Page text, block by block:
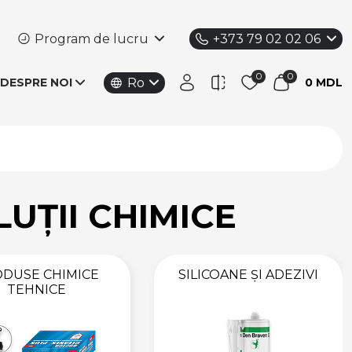
Program de lucru +373 79 02 02 06
DESPRE NOI Ro 0 MDL
CHIMICE
CHIMICE
TEHNICE
SILICOANE ȘI ADEZIVI